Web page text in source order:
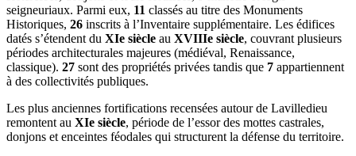
seigneuriaux. Parmi eux, 11 classés au titre des Monuments
Historiques, 26 inscrits à l’Inventaire supplémentaire. Les édifices
datés s’étendent du XIe siècle au XVIIIe siècle, couvrant plusieurs
périodes architecturales majeures (médiéval, Renaissance,
classique). 27 sont des propriétés privées tandis que 7 appartiennent
à des collectivités publiques.
Les plus anciennes fortifications recensées autour de Lavilledieu
remontent au XIe siècle, période de l’essor des mottes castrales,
donjons et enceintes féodales qui structurent la défense du territoire.